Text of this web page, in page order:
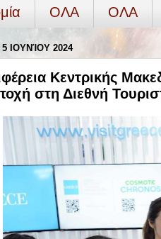
ΟΛΑ ΟΛA
ΙΟΥΝΊΟΥ 2024
Κεντρικής
στη Διεθνή